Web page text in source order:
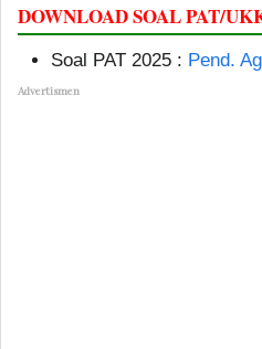
DOWNLOAD SOAL PAT/
Soal PAT 2025 : Pend.
Advertismen